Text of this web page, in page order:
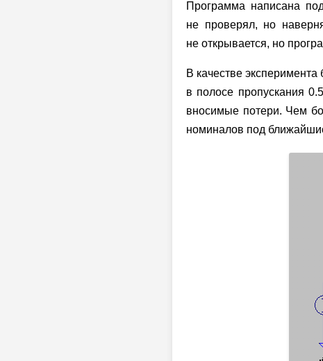
Программа написана
не проверял, но
не открывается, но
В качестве
в полосе пропускания
вносимые потери. Чем
номиналов под